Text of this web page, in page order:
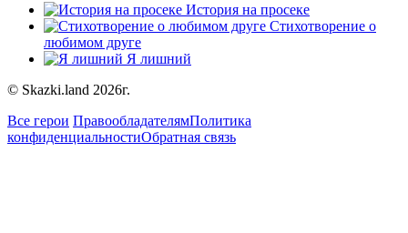
История на просеке
Стихотворение о
любимом друге
Я лишний
© Skazki.land 2026г.
Все герои ПравообладателямПолитика
конфиденциальностиОбратная связь